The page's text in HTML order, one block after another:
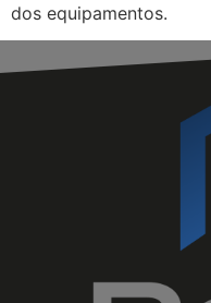
dos equipamentos.